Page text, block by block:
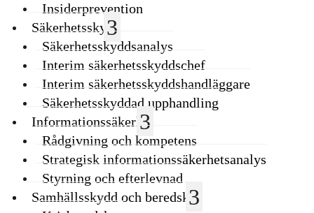
Insiderprevention
Säkerhetsskydd
Säkerhetsskyddsanalys
Interim säkerhetsskyddschef
Interim säkerhetsskyddshandläggare
Säkerhetsskyddad upphandling
Informationssäkerhet
Rådgivning och kompetens
Strategisk informationssäkerhetsanalys
Styrning och efterlevnad
Samhällsskydd och beredskap